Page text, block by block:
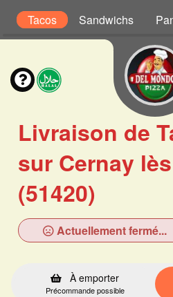
Tacos Sandwichs
Livraison de
sur Cernay
(51420)
Actuellement fermé...
À emporter
Précommande possible